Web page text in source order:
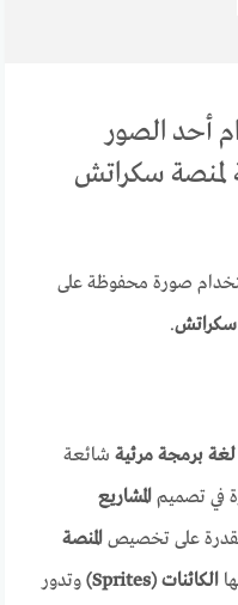
أحد الصور
لمنصة سكراتش
صورة محفوظة على
سكراتش.
لغة برمجة مرئية شائعة
في تصميمالمشاريع
على تخصيصالمنصة
الكائنات (Sprites)
وتدور